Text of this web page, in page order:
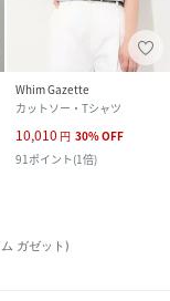
Whim Gazette
カットソー・Tシャツ
10,010 円 30%OFF
91ポイント(1倍)
ガゼット)